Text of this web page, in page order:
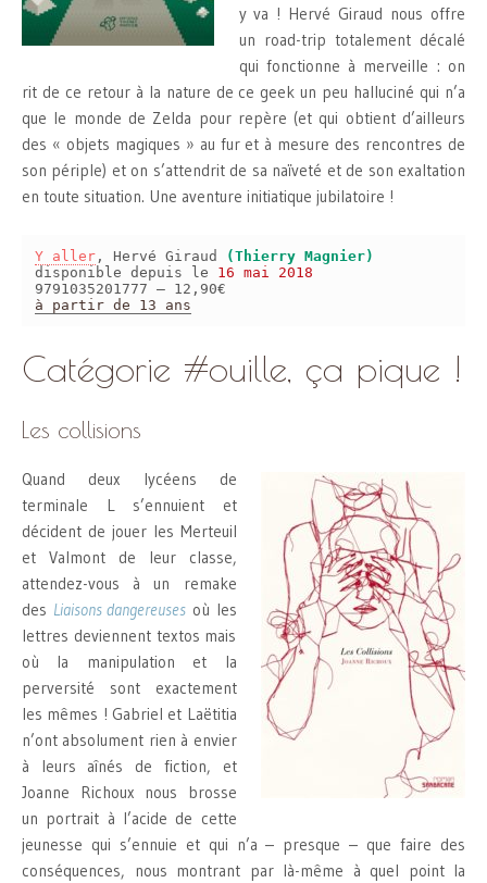
y va ! Hervé Giraud nous offre
un road-trip totalement décalé
qui fonctionne à merveille : on
rit de ce retour à la nature de ce geek un peu halluciné qui n’a
que le monde de Zelda pour repère (et qui obtient d’ailleurs
des « objets magiques » au fur et à mesure des rencontres de
son périple) et on s’attendrit de sa naïveté et de son exaltation
en toute situation. Une aventure initiatique jubilatoire !
Y aller , Hervé Giraud
(Thierry Magnier)
disponible depuis le 16 mai 2018
9791035201777 – 12,90€
à partir de 13 ans
Catégorie #ouille, ça pique !
Les collisions
Quand deux lycéens de
terminale L s’ennuient et
décident de jouer les Merteuil
et Valmont de leur classe,
attendez-vous à un remake
des Liaisons dangereuses où les
lettres deviennent textos mais
où la manipulation et la
perversité sont exactement
les mêmes ! Gabriel et Laëtitia
n’ont absolument rien à envier
à leurs aînés de fiction, et
Joanne Richoux nous brosse
un portrait à l’acide de cette
jeunesse qui s’ennuie et qui n’a – presque – que faire des
conséquences, nous montrant par là-même à quel point la